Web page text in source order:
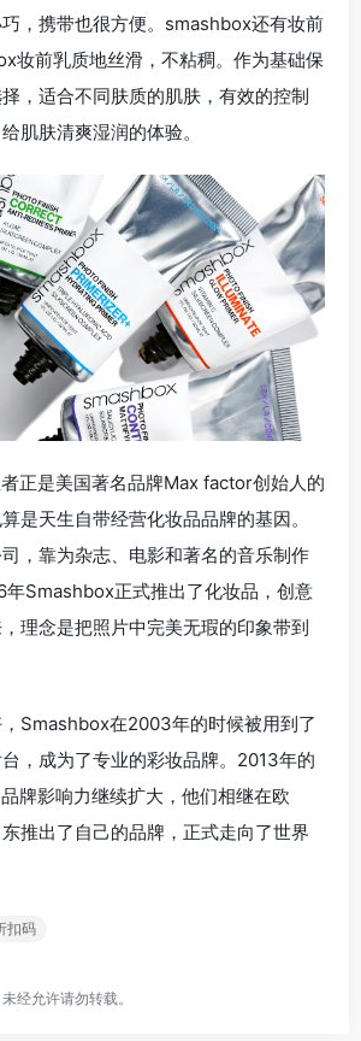
，携带也很方便。smashbox还有妆前
妆前乳质地丝滑，不粘稠。作为基础保
，适合不同肤质的肌肤，有效的控制
肌肤清爽湿润的体验。
正是美国著名品牌Max factor创始人的
是天生自带经营化妆品品牌的基因。
，靠为杂志、电影和著名的音乐制作
年Smashbox正式推出了化妆品，创意
理念是把照片中完美无瑕的印象带到
Smashbox在2003年的时候被用到了
，成为了专业的彩妆品牌。2013年的
牌影响力继续扩大，他们相继在欧
推出了自己的品牌，正式走向了世界
扣码
经允许请勿转载。